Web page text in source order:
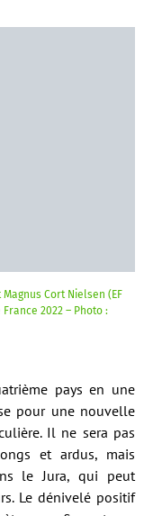
Cort Nielsen (EF
2022 – Photo :
pays en une
pour une nouvelle
Il ne sera pas
et ardus, mais
le Jura, qui peut
Le dénivelé positif